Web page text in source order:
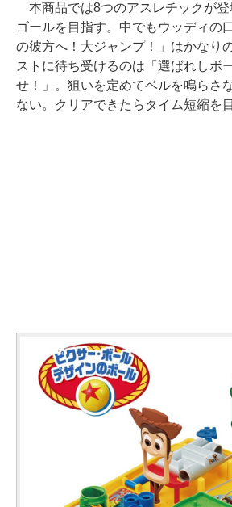
本商品では8つのアスレチックが登
ゴールを目指す。中でもウッディの
の彼方へ！大ジャンプ！」はかなり
ストに待ち受けるのは「選ばれしボ
せ！」。狙いを定めてベルを鳴らさ
ない。クリアできたらタイム短縮を